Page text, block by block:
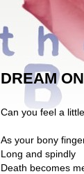
DREAM ON
Can you feel a
As your bony
Long and spindly
Death becomes